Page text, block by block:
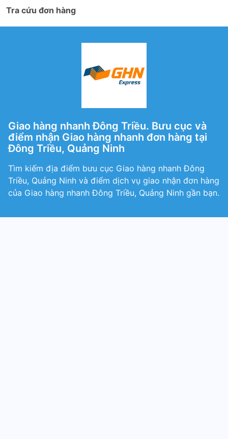
Tra cứu đơn hàng
Giao hàng nhanh Đông Triều. Bưu cục và
điểm nhận Giao hàng nhanh đơn hàng tại
Đông Triều, Quảng Ninh
Tìm kiếm địa điểm bưu cục Giao hàng nhanh Đông
Triều, Quảng Ninh và điểm dịch vụ giao nhận đơn hàng
của Giao hàng nhanh Đông Triều, Quảng Ninh gần bạn.